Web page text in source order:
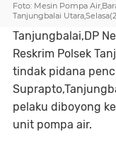
Foto: Mesin Pompa
Tanjungbalai
Tanjungbalai,DP
Reskrim Polsek
tindak pidana
pelaku diboyong
unit pompa air.